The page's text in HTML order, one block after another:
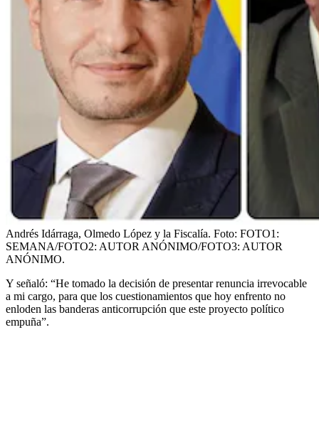
Andrés Idárraga, Olmedo López y la Fiscalía. Foto: FOTO1:
SEMANA/FOTO2: AUTOR ANÓNIMO/FOTO3: AUTOR
ANÓNIMO.
Y señaló: “He tomado la decisión de presentar renuncia irrevocable
a mi cargo, para que los cuestionamientos que hoy enfrento no
enloden las banderas anticorrupción que este proyecto político
empuña”.